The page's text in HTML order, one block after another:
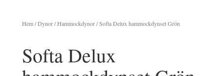
Hem/Dynor/Hammockdynor/ Softa Delux hammockdynset Grön
Softa Delux